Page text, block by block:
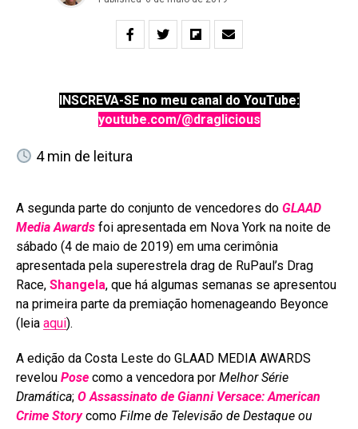
INSCREVA-SE no meu canal do YouTube:
youtube.com/@draglicious
4 min de leitura
A segunda parte do conjunto de vencedores do GLAAD
Media Awards foi apresentada em Nova York na noite de
sábado (4 de maio de 2019) em uma cerimônia
apresentada pela superestrela drag de RuPaul’s Drag
Race, Shangela, que há algumas semanas se apresentou
na primeira parte da premiação homenageando Beyonce
(leia aqui).
A edição da Costa Leste do GLAAD MEDIA AWARDS
revelou Pose como a vencedora por Melhor Série
Dramática; O Assassinato de Gianni Versace: American
Crime Storycomo Filme de Televisão de Destaque ou